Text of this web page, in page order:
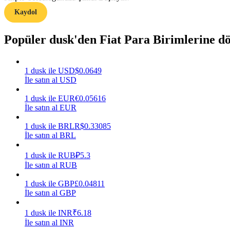
Rehber
Vadeli İşlemler Başlangıç Kılavuzu
Nasıl kârlı kalabileceğinizi öğrenin
Kaydol
Popüler dusk'den Fiat Para Birimlerine
1 dusk ile USD$0.0649
İle satın al USD
1 dusk ile EUR€0.05616
İle satın al EUR
1 dusk ile BRLR$0.33085
İle satın al BRL
1 dusk ile RUB₽5.3
İle satın al RUB
1 dusk ile GBP£0.04811
İle satın al GBP
1 dusk ile INR₹6.18
İle satın al INR